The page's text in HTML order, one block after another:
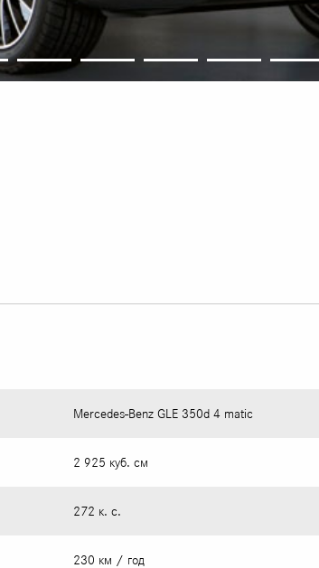
Mercedes-Benz GLE 350d 4 matic
2 925 куб. см
272 к. с.
230 км / год